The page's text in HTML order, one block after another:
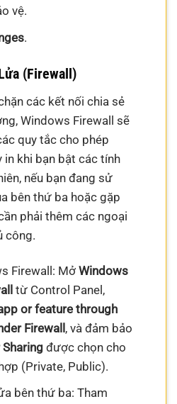
vệ.
.
(Firewall)
các kết nối chia sẻ
Windows Firewall sẽ
quy tắc cho phép
in khi bạn bật các tính
nếu bạn đang sử
bên thứ ba hoặc gặp
phải thêm các ngoại
công.
Firewall: Mở Windows
từ Control Panel,
or feature through
Firewall, và đảm bảo
được chọn cho
(Private, Public).
bên thứ ba: Tham